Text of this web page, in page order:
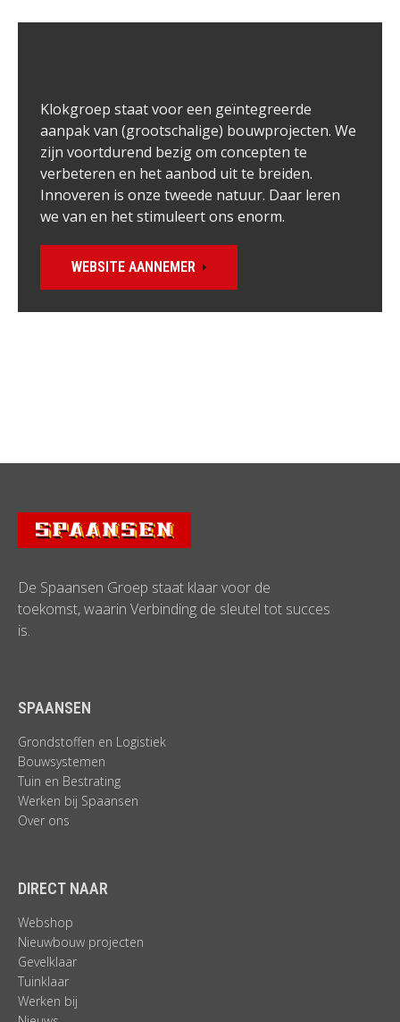
Klokgroep staat voor een geïntegreerde
aanpak van (grootschalige) bouwprojecten. We
zijn voortdurend bezig om concepten te
verbeteren en het aanbod uit te breiden.
Innoveren is onze tweede natuur. Daar leren
we van en het stimuleert ons enorm.
WEBSITE AANNEMER
De Spaansen Groep staat klaar voor de
toekomst, waarin Verbinding de sleutel tot succes
is.
SPAANSEN
Grondstoffen en Logistiek
Bouwsystemen
Tuin en Bestrating
Werken bij Spaansen
Over ons
DIRECT NAAR
Webshop
Nieuwbouw projecten
Gevelklaar
Tuinklaar
Werken bij